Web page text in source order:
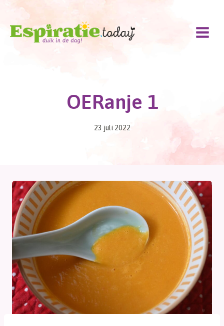
Doorgaan
inhoud
OERanje 1
23 juli 2022